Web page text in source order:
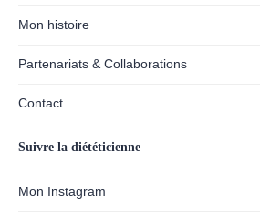
Mon histoire
Partenariats & Collaborations
Contact
Suivre la diététicienne
Mon Instagram